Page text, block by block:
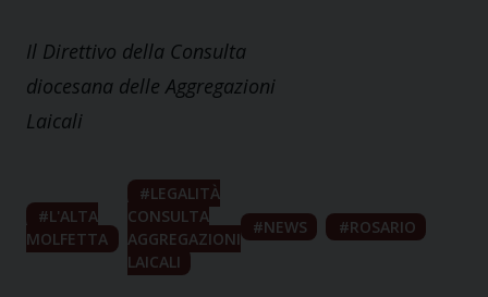
Il Direttivo della Consulta
diocesana delle Aggregazioni
Laicali
L'ALTA
MOLFETTA
LEGALITÀ
CONSULTA
AGGREGAZIONI
LAICALI
NEWS ROSARIO